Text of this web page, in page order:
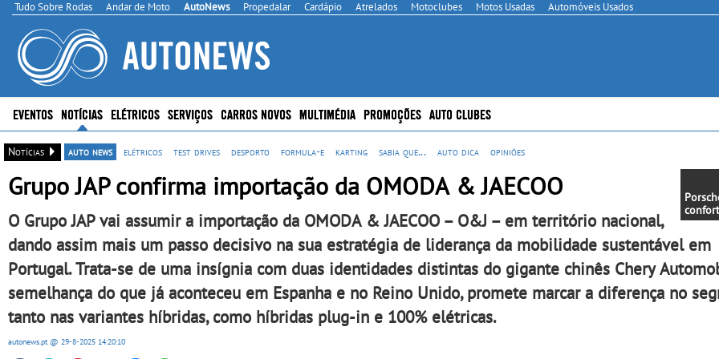
Tudo Sobre Rodas Andar de Moto AutoNews Propedalar Cardápio Atrelados Motoclubes Motos Usadas Automóveis Usados
EVENTOS NOTÍCIAS ELÉTRICOS SERVIÇOS CARROS NOVOS MULTIMÉDIA PROMOÇÕES AUTO CLUBES
Notícias auto news elétricos test drives desporto formula-e karting sabia que... auto dica opiniões
mais
Digital
física
Grupo JAP confirma importação da OMODA & JAECOO
O Grupo JAP vai assumir a importação da OMODA & JAECOO – O&J – em território nacional,
dando assim mais um passo decisivo na sua estratégia de liderança da mobilidade sustentável em
Portugal. Trata-se de uma insígnia com duas identidades distintas do gigante chinês Chery
semelhança do que já aconteceu em Espanha e no Reino Unido, promete marcar a diferença no
tanto nas variantes híbridas, como híbridas plug-in e 100% elétricas.
autonews.pt @ 29-8-2025 14:20:10